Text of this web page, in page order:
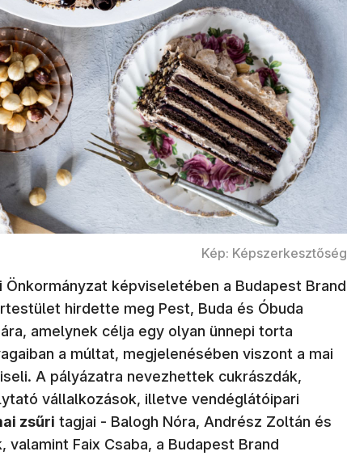
Kép: Képszerkesztőség
képviseletében a Budapest Brand
hirdette meg Pest, Buda és Óbuda
amelynek célja egy olyan ünnepi torta
a múltat, megjelenésében viszont a mai
A pályázatra nevezhettek cukrászdák,
vállalkozások, illetve vendéglátóipari
zsűri tagjai - Balogh Nóra, Andrész Zoltán és
Faix Csaba, a Budapest Brand